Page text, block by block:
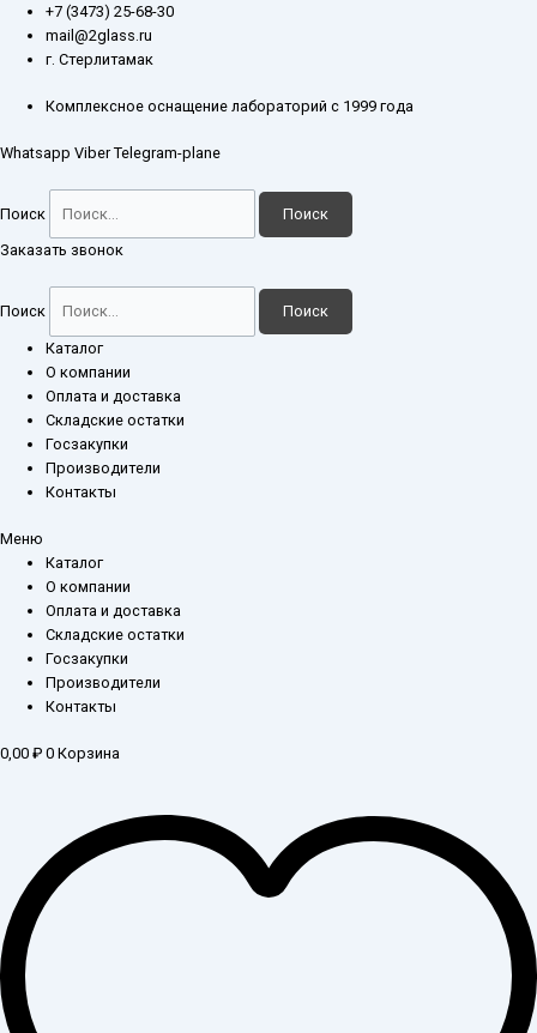
Перейти
содержимому
+7 (3473) 25-68-30
mail@2glass.ru
г. Стерлитамак
Комплексное оснащение лабораторий с 1999 года
Whatsapp Viber Telegram-plane
Поиск Поиск
Заказать звонок
Поиск Поиск
Каталог
О компании
Оплата и доставка
Складские остатки
Госзакупки
Производители
Контакты
Меню
Каталог
О компании
Оплата и доставка
Складские остатки
Госзакупки
Производители
Контакты
0,00 ₽ 0 Корзина
Количество
товара
Агатовая
с
75